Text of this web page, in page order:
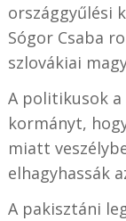
országgyűlési
Sógor Csaba
szlovákiai
A politikusok
kormányt,
miatt
elhagyhassák
A pakisztáni